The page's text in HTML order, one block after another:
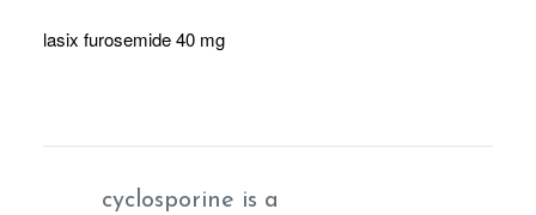
lasix furosemide 40 mg
cyclosporine is a